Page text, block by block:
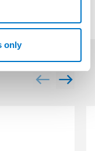
only